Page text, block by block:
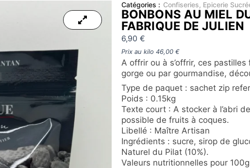
Catégories : Confiseries, Epicerie
BONBONS AU MIEL
FABRIQUE DE JULIEN
6,90 €
Prix au kilo 46,00 €
A offrir ou à s’offrir, ces
gorge ou par gourmandise,
Type de paquet : sachet zip
Poids : 0.15kg
Texte court : A stocker à l’abri
possible de fruits à coques.
Libellé : Maître Artisan
Ingrédients : sucre, sirop de
Naturel du Pilat (10%).
Valeurs nutritionnelles pour